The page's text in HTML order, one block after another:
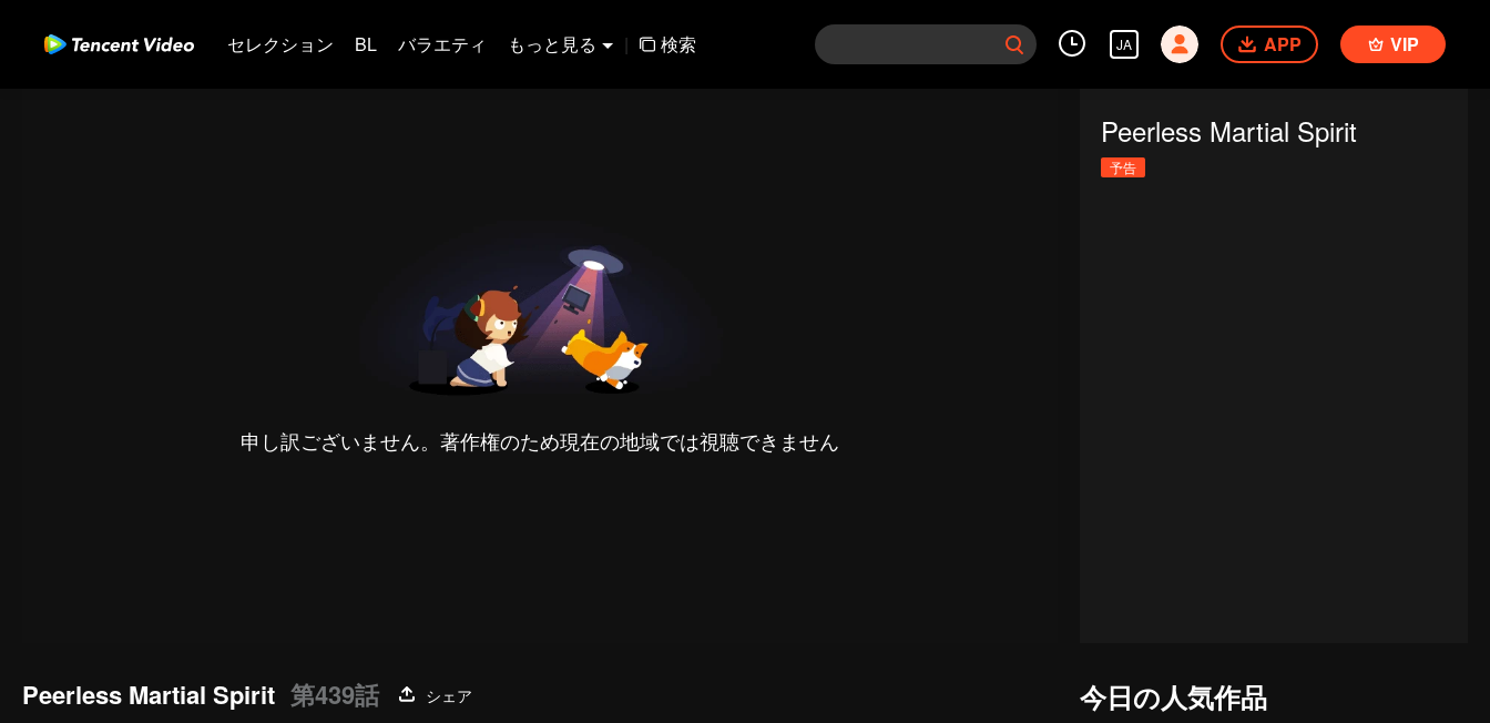
セレクション BL バラエティ もっと見る | 検索 JA APP VIP
申し訳ございません。著作権のため現在の地域では視聴できません
Peerless Martial Spirit
予告
Peerless Martial Spirit 第439話
シェア
今日の人気作品